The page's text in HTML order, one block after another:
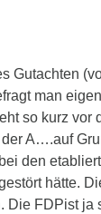
Gutachten
man
so kurz vor
A….auf
den
hätte.
Die FDPist ja